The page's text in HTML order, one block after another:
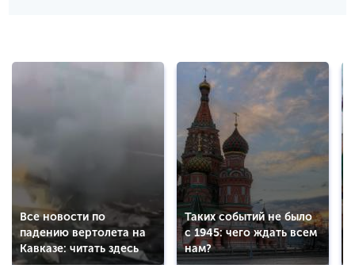
Все новости по
падению вертолета на
Кавказе: читать здесь
Таких событий не было
с 1945: чего ждать всем
нам?